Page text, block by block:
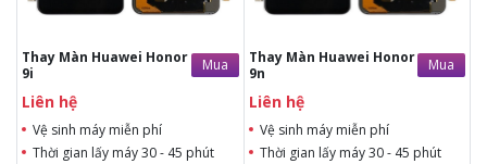
Thay Màn Huawei Honor
9i
Mua
Liên hệ
Vệ sinh máy miễn phí
Thời gian lấy máy 30 - 45 phút
Bảo hành 12 tháng
Thay Màn Huawei Honor
9n
Mua
Liên hệ
Vệ sinh máy miễn phí
Thời gian lấy máy 30 - 45 phút
Bảo hành 12 tháng